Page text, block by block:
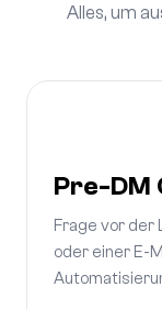
Alles, um
Pre-DM
Frage vor der
oder einer E-